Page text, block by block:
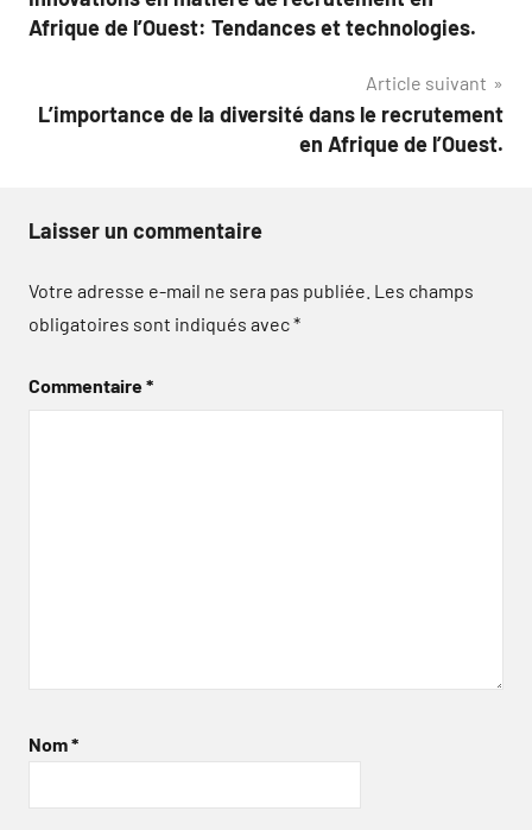
de
Afrique de l’Ouest: Tendances et technologies.
Article suivant
L’importance de la diversité dans le recrutement
en Afrique de l’Ouest.
Laisser un commentaire
Votre adresse e-mail ne sera pas publiée. Les champs
obligatoires sont indiqués avec*
Commentaire*
Nom*